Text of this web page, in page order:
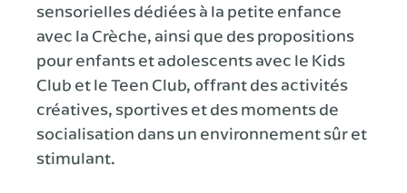
sensorielles dédiées à la petite enfance
avec la Crèche, ainsi que des propositions
pour enfants et adolescents avec le Kids
Club et le Teen Club, offrant des activités
créatives, sportives et des moments de
socialisation dans un environnement sûr et
stimulant.